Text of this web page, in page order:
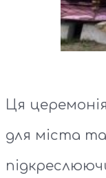
Ця
для міста